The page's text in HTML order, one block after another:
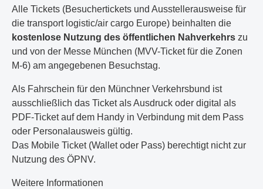
Alle Tickets (Besuchertickets und Ausstellerausweise für
die transport logistic/air cargo Europe) beinhalten die
kostenlose Nutzung des öffentlichen Nahverkehrs zu
und von der Messe München (MVV-Ticket für die Zonen
M-6) am angegebenen Besuchstag.
Als Fahrschein für den Münchner Verkehrsbund ist
ausschließlich das Ticket als Ausdruck oder digital als
PDF-Ticket auf dem Handy in Verbindung mit dem Pass
oder Personalausweis gültig.
Das Mobile Ticket (Wallet oder Pass) berechtigt nicht zur
Nutzung des ÖPNV.
Weitere Informationen